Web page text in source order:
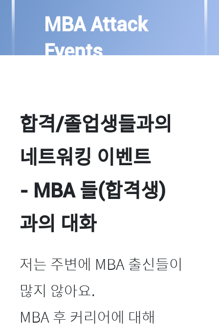
MBA Attack
Events
합격/졸업생들과의
네트워킹 이벤트
- MBA 들(합격생)
과의 대화
저는 주변에 MBA 출신들이
많지 않아요.
MBA 후 커리어에 대해